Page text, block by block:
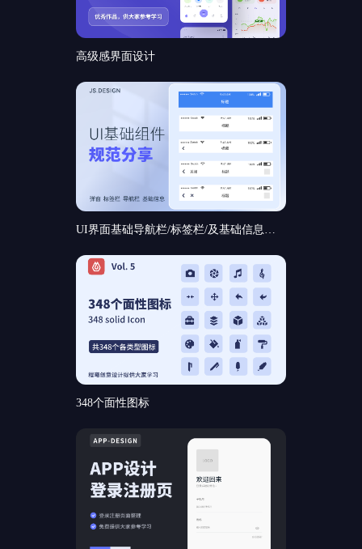
高级感界面设计
348个面性图标